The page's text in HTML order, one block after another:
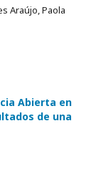
Araújo, Paola
Abierta en
de una